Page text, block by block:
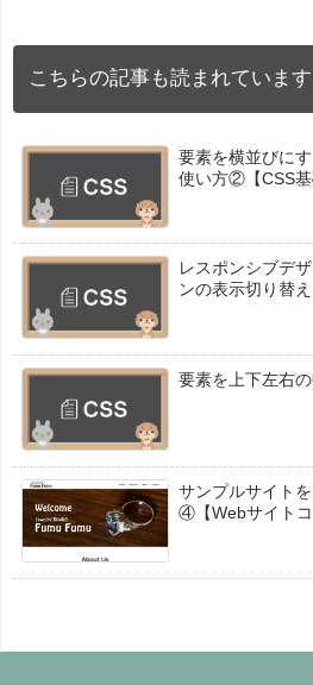
こちらの記事も読まれています
要素を横並びに
使い方②【CSS基
レスポンシブデ
ンの表示切り替え
要素を上下左右
サンプルサイト
④【Webサイトコ